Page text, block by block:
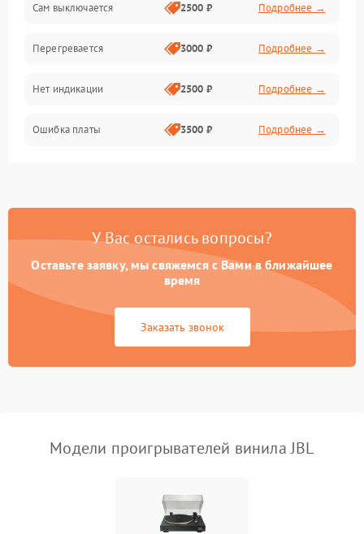
Сам выключается 2500 ₽ Подробнее →
Перегревается 3000 ₽ Подробнее →
Нет индикации 2500 ₽ Подробнее →
Ошибка платы 3500 ₽ Подробнее →
У Вас остались вопросы?
Оставьте заявку, мы свяжемся с Вами в ближайшее
время
Заказать звонок
Модели проигрывателей винила JBL